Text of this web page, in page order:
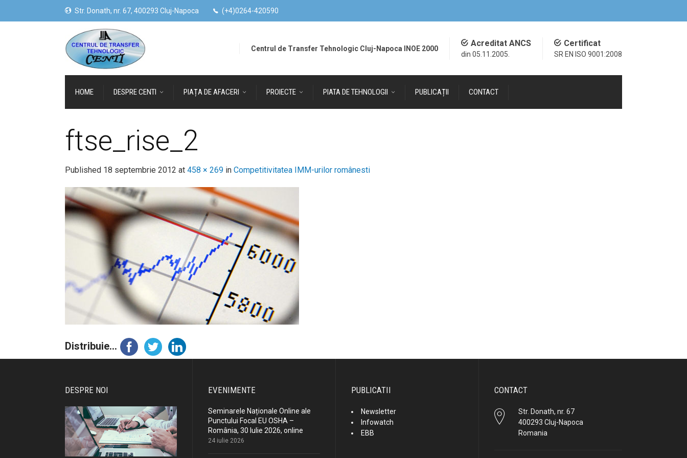
Str. Donath, nr. 67, 400293 Cluj-Napoca (+4)0264-420590
Certificat
SR EN ISO 9001:2008
Acreditat ANCS
din 05.11.2005.
Centrul de Transfer Tehnologic Cluj-Napoca INOE 2000
HOME DESPRE CENTI PIAȚA DE AFACERI PROIECTE PIATA DE TEHNOLOGII PUBLICAȚII CONTACT
ftse_rise_2
Published 18 septembrie 2012 at 458 × 269 in Competitivitatea IMM-urilor românesti
Distribuie...
DESPRE NOI EVENIMENTE
Seminarele Naționale Online ale
Punctului Focal EU OSHA –
România, 30 Iulie 2026, online
24 iulie 2026
PUBLICATII
Newsletter
Infowatch
EBB
CONTACT
Str. Donath, nr. 67
400293 Cluj-Napoca
Romania